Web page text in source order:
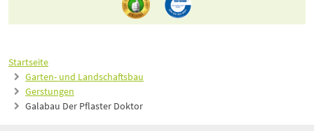
Startseite
Garten- und Landschaftsbau
Gerstungen
Galabau Der Pflaster Doktor